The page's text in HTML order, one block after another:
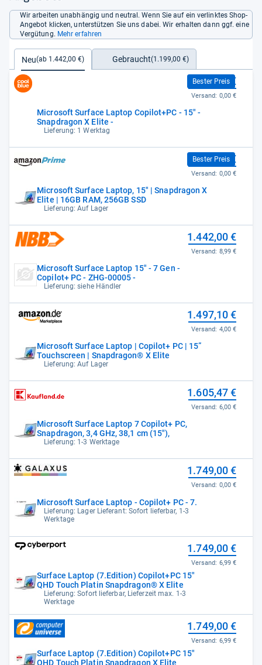
Wir arbeiten unabhängig und neutral. Wenn Sie auf ein verlinktes Shop-
Angebot klicken, unterstützen Sie uns dabei. Wir erhalten dann ggf. eine
Vergütung. Mehr erfahren
Neu(ab 1.442,00 €) Gebraucht(1.199,00 €)
Microsoft Surface Laptop Copilot+PC - 15" -
Snapdragon X Elite -
Lieferung: 1 Werktag
Bester Preis
1.442,00 €
Versand: 0,00 €
Microsoft Surface Laptop, 15" | Snapdragon X
Elite | 16GB RAM, 256GB SSD
Lieferung: Auf Lager
Bester Preis
1.442,00 €
Versand: 0,00 €
Microsoft Surface Laptop 15" - 7 Gen -
Copilot+ PC - ZHG-00005 -
Lieferung: siehe Händler
1.442,00 €
Versand: 8,99 €
Microsoft Surface Laptop | Copilot+ PC | 15”
Touchscreen | Snapdragon® X Elite
Lieferung: Auf Lager
1.497,10 €
Versand: 4,00 €
Microsoft Surface Laptop 7 Copilot+ PC,
Snapdragon, 3,4 GHz, 38,1 cm (15"),
Lieferung: 1-3 Werktage
1.605,47 €
Versand: 6,00 €
Microsoft Surface Laptop - Copilot+ PC - 7.
Lieferung: Lager Lieferant: Sofort lieferbar, 1-3
Werktage
1.749,00 €
Versand: 0,00 €
Surface Laptop (7.Edition) Copilot+PC 15"
QHD Touch Platin Snapdragon® X Elite
Lieferung: Sofort lieferbar, Lieferzeit max. 1-3
Werktage
1.749,00 €
Versand: 6,99 €
Surface Laptop (7.Edition) Copilot+PC 15"
QHD Touch Platin Snapdragon X Elite
1.749,00 €
Versand: 6,99 €